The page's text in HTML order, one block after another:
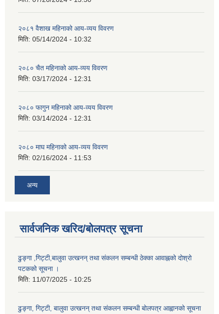
२०८१ वैशाख महिनाको आय-व्यय विवरण
मिति: 05/14/2024 - 10:32
२०८० चैत महिनाको आय-व्यय विवरण
मिति: 03/17/2024 - 12:31
२०८० फागुन महिनाको आय-व्यय विवरण
मिति: 03/14/2024 - 12:31
२०८० माघ महिनाको आय-व्यय विवरण
मिति: 02/16/2024 - 11:53
अन्य
सार्वजनिक खरिद/बोलपत्र सूचना
ढुङ्गा ,गिट्टी,बालुवा उत्खनन् तथा संकलन सम्बन्धी ठेक्का आवाह्नको दोश्रो
पटकको सूचना ।
मिति: 11/07/2025 - 10:25
ढुङ्गा, गिट्टी, बालुवा उत्खनन् तथा संकलन सम्बन्धी बोलपत्र आह्वानको सूचना